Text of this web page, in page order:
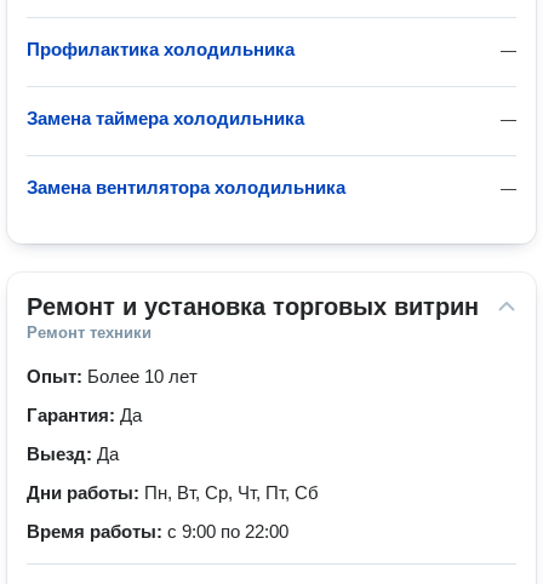
—
Профилактика холодильника
—
Замена таймера холодильника
—
Замена вентилятора холодильника
Ремонт и установка торговых витрин
Ремонт техники
Опыт: Более 10 лет
Гарантия: Да
Выезд: Да
Дни работы: Пн, Вт, Ср, Чт, Пт, Сб
Время работы: с 9:00 по 22:00